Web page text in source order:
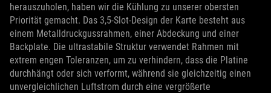
herauszuholen, haben wir die Kühlung zu unserer obersten
Priorität gemacht. Das 3,5-Slot-Design der Karte besteht aus
einem Metalldruckgussrahmen, einer Abdeckung und einer
Backplate. Die ultrastabile Struktur verwendet Rahmen mit
extrem engen Toleranzen, um zu verhindern, dass die Platine
durchhängt oder sich verformt, während sie gleichzeitig einen
unvergleichlichen Luftstrom durch eine vergrößerte